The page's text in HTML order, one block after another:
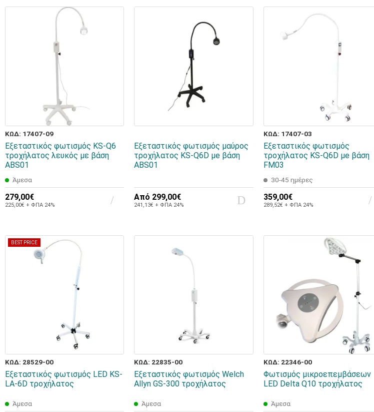
ΚΩΔ: 17407-09
Εξεταστικός φωτισμός KS-Q6
τροχήλατος λευκός με βάση
ABS01
Άμεσα
279,00€
225,00€ + ΦΠΑ 24%
Εξεταστικός φωτισμός μαύρος
τροχήλατος KS-Q6D μe βάση
ABS01
Από 299,00€
241,13€ + ΦΠΑ 24%
ΚΩΔ: 17407-03
Εξεταστικός φωτισμός
τροχήλατος KS-Q6D μe βάση
FM03
30-45 ημέρες
359,00€
289,52€ + ΦΠΑ 24%
BEST PRICE
ΚΩΔ: 28529-00
Εξεταστικός φωτισμός LED KS-
LA-6D τροχήλατος
Άμεσα
ΚΩΔ: 22835-00
Εξεταστικός φωτισμός Welch
Allyn GS-300 τροχήλατος
Άμεσα
ΚΩΔ: 22346-00
Φωτισμός μικροεπεμβάσεων
LED Delta Q10 τροχήλατος
Άμεσα